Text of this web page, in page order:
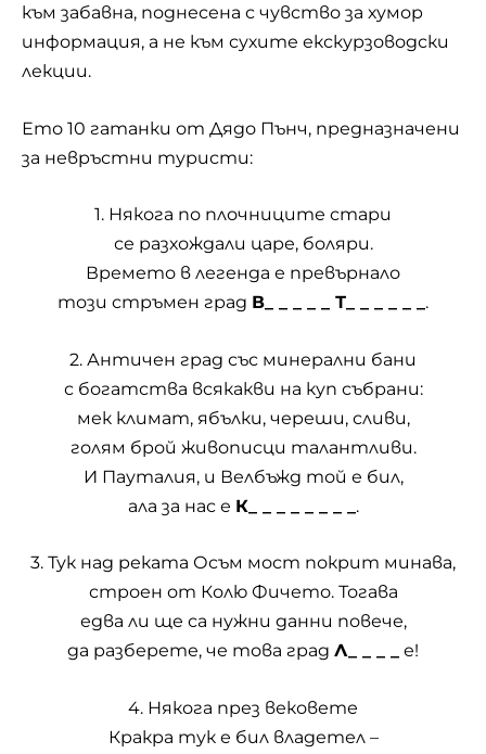
към забавна, поднесена с чувство за хумор
информация, а не към сухите екскурзоводски
лекции.
Ето 10 гатанки от Дядо Пънч, предназначени
за невръстни туристи:
1. Някога по плочниците стари
се разхождали царе, боляри.
Времето в легенда е превърнало
този стръмен град В_ _ _ _ _ Т_ _ _ _ _ _ .
2. Античен град със минерални бани
с богатства всякакви на куп събрани:
мек климат, ябълки, череши, сливи,
голям брой живописци талантливи.
И Пауталия, и Велбъжд той е бил,
ала за нас е К_ _ _ _ _ _ _ _ .
3. Тук над реката Осъм мост покрит минава,
строен от Колю Фичето. Тогава
едва ли ще са нужни данни повече,
да разберете, че това град Л_ _ _ _ е!
4. Някога през вековете
Кракра тук е бил владетел –